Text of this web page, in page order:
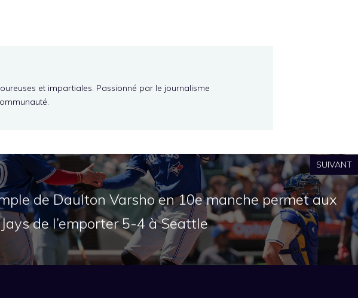
et impartiales. Passionné par le journalisme
SUIVANT
de Daulton Varsho en 10e manche permet aux
de l’emporter 5-4 à Seattle